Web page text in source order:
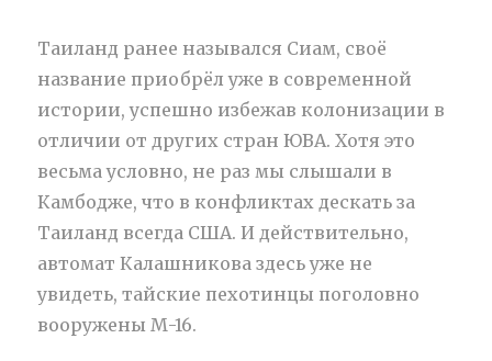
Таиланд ранее назывался Сиам, своё
название приобрёл уже в современной
истории, успешно избежав колонизации в
отличии от других стран ЮВА. Хотя это
весьма условно, не раз мы слышали в
Камбодже, что в конфликтах дескать за
Таиланд всегда США. И действительно,
автомат Калашникова здесь уже не
увидеть, тайские пехотинцы поголовно
вооружены М-16.